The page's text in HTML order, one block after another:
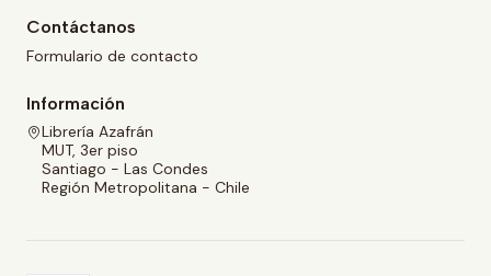
Contáctanos
Formulario de contacto
Información
Librería Azafrán
MUT, 3er piso
Santiago - Las Condes
Región Metropolitana - Chile